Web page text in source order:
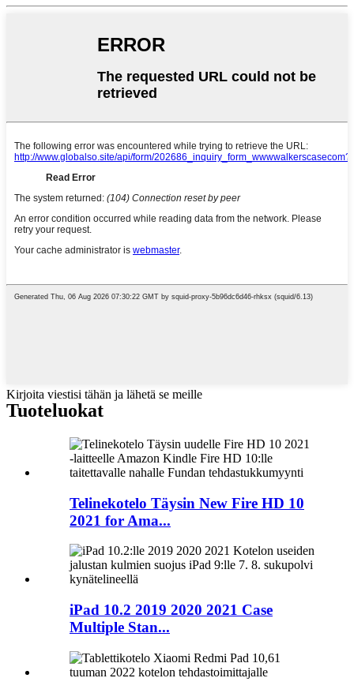
Kirjoita viestisi tähän ja lähetä se meille
Tuoteluokat
Telinekotelo Täysin New Fire HD 10
2021 for Ama...
iPad 10.2 2019 2020 2021 Case
Multiple Stan...